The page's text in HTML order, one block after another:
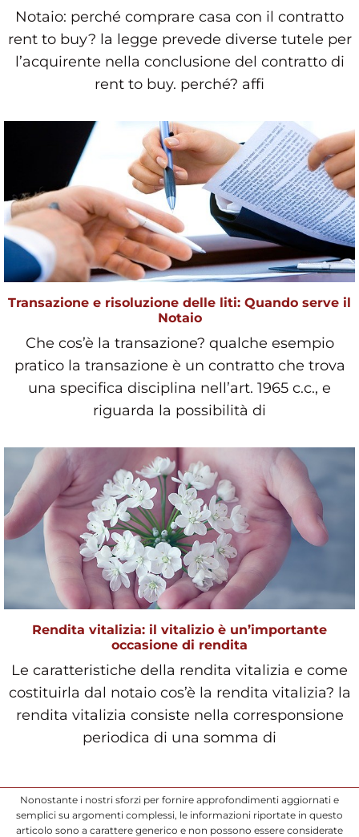
Notaio: perché comprare casa con il contratto
rent to buy? la legge prevede diverse tutele per
l’acquirente nella conclusione del contratto di
rent to buy. perché? affi
Transazione e risoluzione delle liti: Quando serve il
Notaio
Che cos’è la transazione? qualche esempio
pratico la transazione è un contratto che trova
una specifica disciplina nell’art. 1965 c.c., e
riguarda la possibilità di
Rendita vitalizia: il vitalizio è un’importante
occasione di rendita
Le caratteristiche della rendita vitalizia e come
costituirla dal notaio cos’è la rendita vitalizia? la
rendita vitalizia consiste nella corresponsione
periodica di una somma di
Nonostante i nostri sforzi per fornire approfondimenti aggiornati e
semplici su argomenti complessi, le informazioni riportate in questo
articolo sono a carattere generico e non possono essere considerate